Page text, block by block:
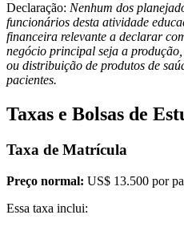
Declaração: Nenhum dos
funcionários desta atividade
financeira relevante a declarar
negócio principal seja a
ou distribuição de produtos de
pacientes.
Taxas e Bolsas de
Taxa de Matrícula
Preço normal: US$ 13.500 por
Essa taxa inclui: